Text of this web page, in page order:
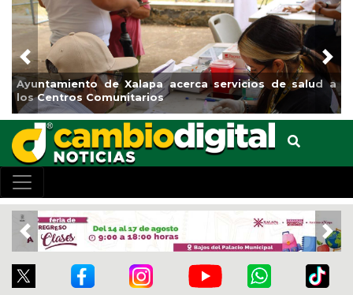
Xalapa acerca servicios de salud a
Municipio
el boulevard 5 de
Previous
Previous